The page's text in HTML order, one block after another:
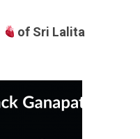
of Sri Lalita